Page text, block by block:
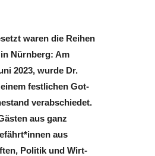
waren die Reihen
Nürnberg: Am
2023, wurde Dr.
fest­li­chen Got­
ver­ab­schie­det.
aus ganz
aus
Politik und Wirt­